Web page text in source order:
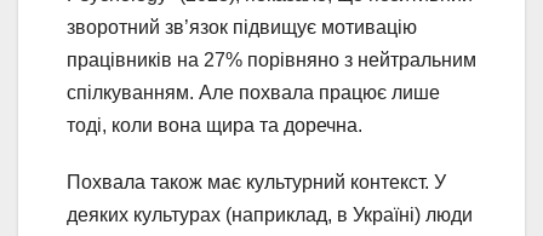
зворотний зв’язок підвищує мотивацію
працівників на 27% порівняно з нейтральним
спілкуванням. Але похвала працює лише
тоді, коли вона щира та доречна.
Похвала також має культурний контекст. У
деяких культурах (наприклад, в Україні) люди